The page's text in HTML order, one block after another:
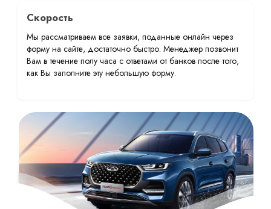
Скорость
Мы рассматриваем все заявки, поданные онлайн через
форму на сайте, достаточно быстро. Менеджер позвонит
Вам в течение полу часа с ответами от банков после того,
как Вы заполните эту небольшую форму.